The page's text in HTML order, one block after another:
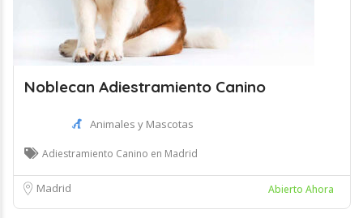
Noblecan Adiestramiento Canino
Animales y Mascotas
Adiestramiento Canino en Madrid
Madrid Abierto Ahora